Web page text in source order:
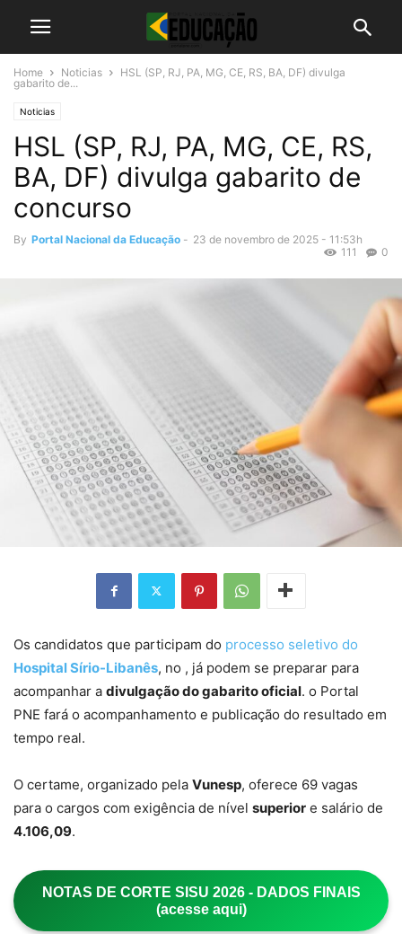
Home Noticias
HSL (SP, RJ, PA, MG, CE, RS, BA, DF) divulga
gabarito de...
Noticias
HSL (SP, RJ, PA, MG, CE, RS,
BA, DF) divulga gabarito de
concurso
By Portal Nacional da Educação - 23 de novembro de 2025 - 11:53h
0
111
Os candidatos que participam do processo seletivo do
Hospital Sírio-Libanês, no , já podem se preparar para
acompanhar a divulgação do gabarito oficial. o Portal
PNE fará o acompanhamento e publicação do resultado em
tempo real.
O certame, organizado pela Vunesp, oferece 69 vagas
para o cargos com exigência de nível superior e salário de
4.106,09.
NOTAS DE CORTE SISU 2026 - DADOS FINAIS
(acesse aqui)